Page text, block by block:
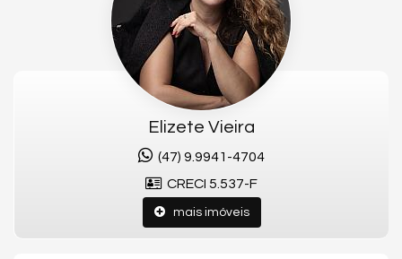
- Pertinho da praia
- Pronto para morar
- Sacada c/ churrasqueira
- Área privativa aproximada: 190,00m²
- Área total aproximada: 228,00m²
Elizete Vieira
(47) 9.9941-4704
CRECI 5.537-F
mais imóveis